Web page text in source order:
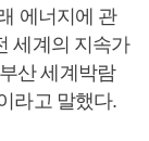
에너지에 관
세계의 지속가
산 세계박람
라고 말했다.